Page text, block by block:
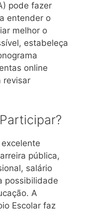
pode fazer
entender o
melhor o
estabeleça
online
revisar
pública,
salário
possibilidade
A
Escolar faz